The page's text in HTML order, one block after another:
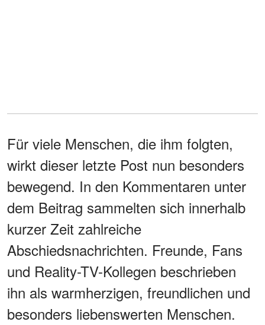
Für viele Menschen, die ihm folgten,
wirkt dieser letzte Post nun besonders
bewegend. In den Kommentaren unter
dem Beitrag sammelten sich innerhalb
kurzer Zeit zahlreiche
Abschiedsnachrichten. Freunde, Fans
und Reality-TV-Kollegen beschrieben
ihn als warmherzigen, freundlichen und
besonders liebenswerten Menschen.